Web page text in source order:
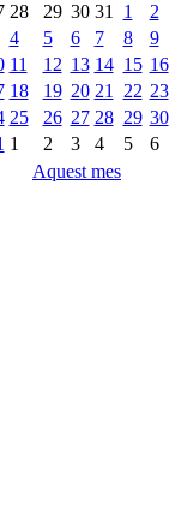
28 29 30 31 1
2
4 5 6 7 8
9
11 12 13 14 15 16
18 19 20 21 22 23
25 26 27 28 29 30
1 2 3 4 5
6
Aquest mes